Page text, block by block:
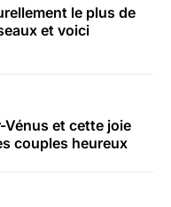
le plus de
et voici
et cette joie
couples heureux